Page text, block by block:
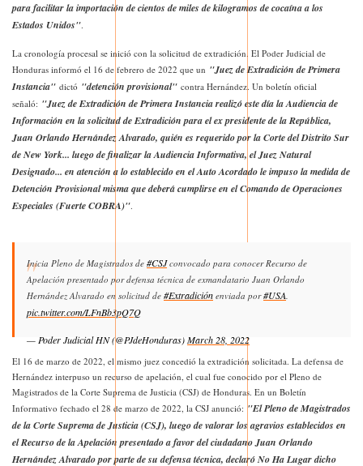
para facilitar la importación de cientos de miles de kilogramos de cocaína a los
Estados Unidos".
La cronología procesal se inició con la solicitud de extradición. El Poder Judicial de
Honduras informó el 16 de febrero de 2022 que un "Juez de Extradición de Primera
Instancia" dictó "detención provisional" contra Hernández. Un boletín oficial
señaló: "Juez de Extradición de Primera Instancia realizó este día la Audiencia de
Información en la solicitud de Extradición para el ex presidente de la República,
Juan Orlando Hernández Alvarado, quién es requerido por la Corte del Distrito Sur
de New York... luego de finalizar la Audiencia Informativa, el Juez Natural
Designado... en atención a lo establecido en el Auto Acordado le impuso la medida de
Detención Provisional misma que deberá cumplirse en el Comando de Operaciones
Especiales (Fuerte COBRA)".
Inicia Pleno de Magistrados de #CSJconvocado para conocer Recurso de
Apelación presentado por defensa técnica de exmandatario Juan Orlando
Hernández Alvarado en solicitud de #Extradición enviada por#USA.
pic.twitter.com/LFnBb3pQ7Q
— Poder Judicial HN (@PJdeHonduras)March 28, 2022
El 16 de marzo de 2022, el mismo juez concedió la extradición solicitada. La defensa de
Hernández interpuso un recurso de apelación, el cual fue conocido por el Pleno de
Magistrados de la Corte Suprema de Justicia (CSJ) de Honduras. En un Boletín
Informativo fechado el 28 de marzo de 2022, la CSJ anunció: "El Pleno de Magistrados
de la Corte Suprema de Justicia (CSJ), luego de valorar los agravios establecidos en
el Recurso de la Apelación presentado a favor del ciudadano Juan Orlando
Hernández Alvarado por parte de su defensa técnica, declaró No Ha Lugar dicho